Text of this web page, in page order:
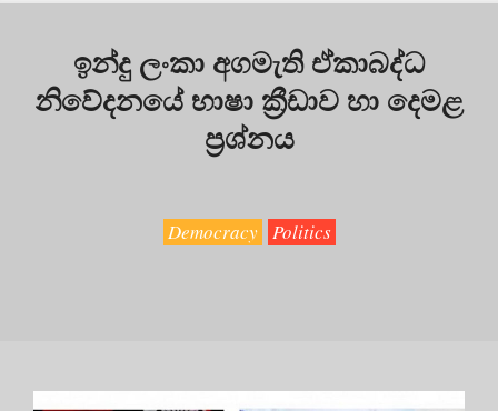
ඉන්දු ලංකා අගමැති ඒකාබද්ධ
නිවේදනයේ භාෂා ක්‍රීඩාව හා දෙමළ
ප්‍රශ්නය
Democracy Politics